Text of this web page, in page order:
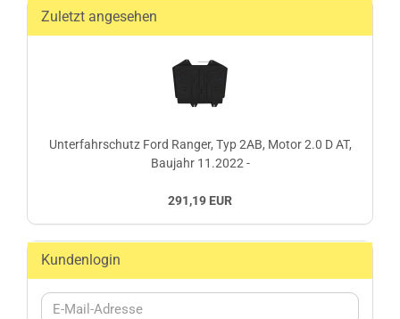
Zuletzt angesehen
Unterfahrschutz Ford Ranger, Typ 2AB, Motor 2.0 D AT,
Baujahr 11.2022 -
291,19 EUR
Kundenlogin
E-